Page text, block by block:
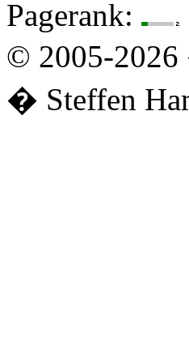
Pagerank:
© 2005-
� Steffen